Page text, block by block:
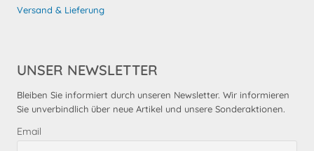
Versand & Lieferung
UNSER NEWSLETTER
Bleiben Sie informiert durch unseren Newsletter. Wir informieren
Sie unverbindlich über neue Artikel und unsere Sonderaktionen.
Email